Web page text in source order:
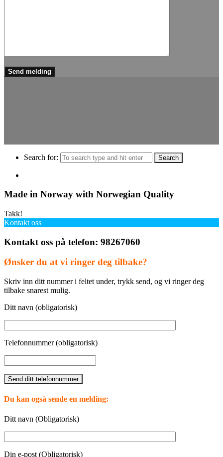
Search for:
Made in Norway with Norwegian Quality
Takk!
Kontakt oss
Kontakt oss på telefon: 98267060
Ønsker du at vi ringer deg tilbake?
Skriv inn ditt nummer i feltet under, trykk send, og vi ringer deg
tilbake snarest mulig.
Ditt navn (obligatorisk)
Telefonnummer (obligatorisk)
Du kan også sende en melding:
Ditt navn (Obligatorisk)
Din e-post (Obligatorisk)